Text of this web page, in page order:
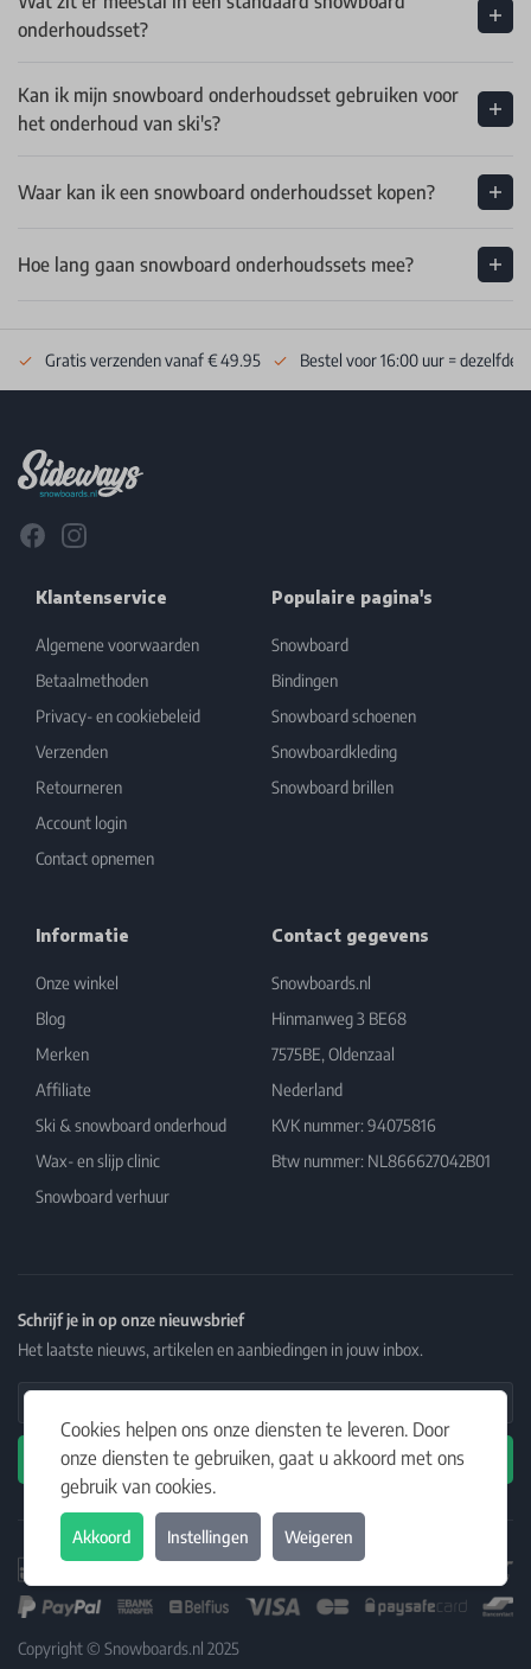
onderhoudsset?
Kan ik mijn snowboard onderhoudsset gebruiken voor
het onderhoud van ski's?
Waar kan ik een snowboard onderhoudsset kopen?
Hoe lang gaan snowboard onderhoudssets mee?
Cookies helpen ons onze diensten te leveren. Door
onze diensten te gebruiken, gaat u akkoord met ons
gebruik van cookies.
Akkoord Instellingen Weigeren
Gratis verzenden vanaf € 49.95 Bestel voor 16:00 uur = dezelfde
FacebookInstagram
Klantenservice
Algemene voorwaarden
Betaalmethoden
Privacy- en cookiebeleid
Verzenden
Retourneren
Account login
Contact opnemen
Populaire pagina's
Snowboard
Bindingen
Snowboard schoenen
Snowboardkleding
Snowboard brillen
Informatie
Onze winkel
Blog
Merken
Affiliate
Ski & snowboard onderhoud
Wax- en slijp clinic
Snowboard verhuur
Contact gegevens
Snowboards.nl
Hinmanweg 3 BE68
7575BE, Oldenzaal
Nederland
KVK nummer: 94075816
Btw nummer: NL866627042B01
Schrijf je in op onze nieuwsbrief
Het laatste nieuws, artikelen en aanbiedingen in jouw inbox.
Email Address
Abonneren
Copyright © Snowboards.nl 2025